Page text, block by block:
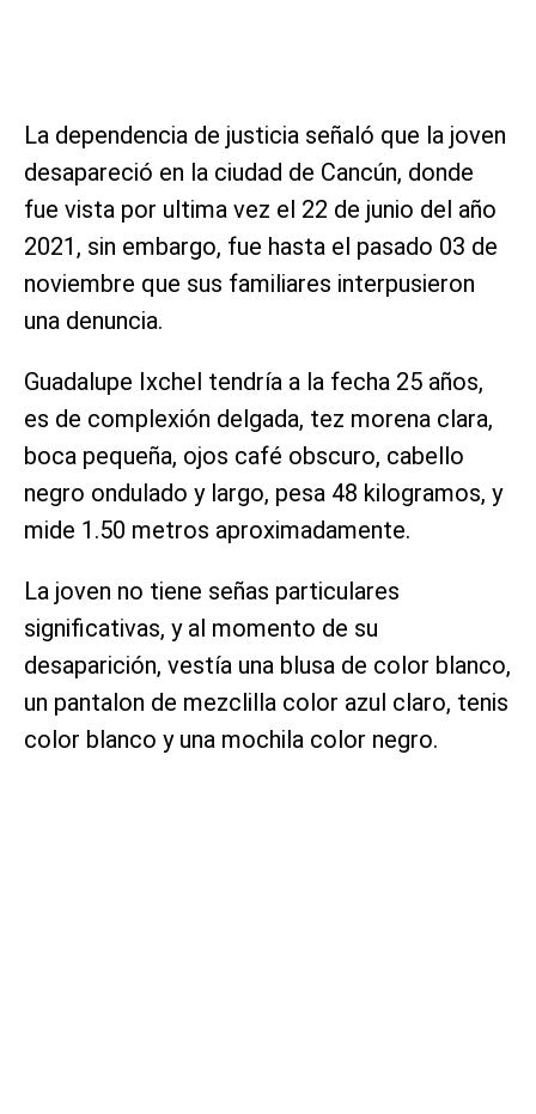
La dependencia de justicia señaló que la joven
desapareció en la ciudad de Cancún, donde
fue vista por ultima vez el 22 de junio del año
2021, sin embargo, fue hasta el pasado 03 de
noviembre que sus familiares interpusieron
una denuncia.
Guadalupe Ixchel tendría a la fecha 25 años,
es de complexión delgada, tez morena clara,
boca pequeña, ojos café obscuro, cabello
negro ondulado y largo, pesa 48 kilogramos, y
mide 1.50 metros aproximadamente.
La joven no tiene señas particulares
significativas, y al momento de su
desaparición, vestía una blusa de color blanco,
un pantalon de mezclilla color azul claro, tenis
color blanco y una mochila color negro.